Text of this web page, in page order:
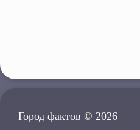
Город фактов © 2026